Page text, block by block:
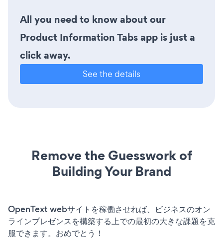
All you need to know about our
Product Information Tabs app is just a
click away.
See the details
Remove the Guesswork of
Building Your Brand
OpenText webサイトを稼働させれば、ビジネスのオン
ラインプレゼンスを構築する上での最初の大きな課題を克
服できます。おめでとう！